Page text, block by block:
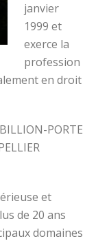
janvier
1999 et
exerce la
profession
en droit
PORTE
et
de 20 ans
domaines